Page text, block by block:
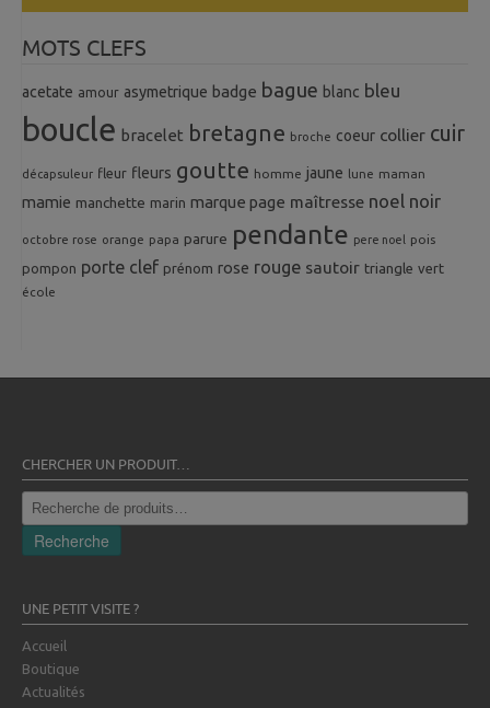
MOTS CLEFS
acetate amour asymetrique badge bague blanc bleu
boucle bracelet bretagne broche coeur collier cuir
décapsuleur fleur fleurs goutte homme jaune lune maman
mamie manchette marin marque page maîtresse noel noir
octobre rose orange papa parure pendante pere noel pois
pompon porte clef prénom rose rouge sautoir triangle vert
école
CHERCHER UN PRODUIT…
Recherche
pour :
Recherche
UNE PETIT VISITE ?
Accueil
Boutique
Actualités